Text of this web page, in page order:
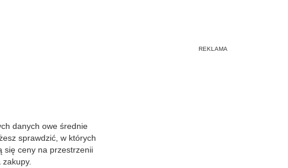
danych owe średnie
sprawdzić, w których
się ceny na przestrzenii